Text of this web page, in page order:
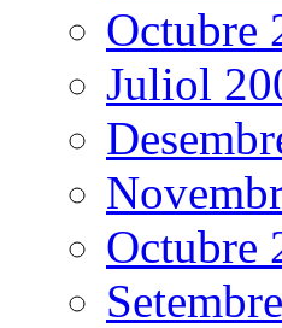
Octubre
Juliol
Octubre